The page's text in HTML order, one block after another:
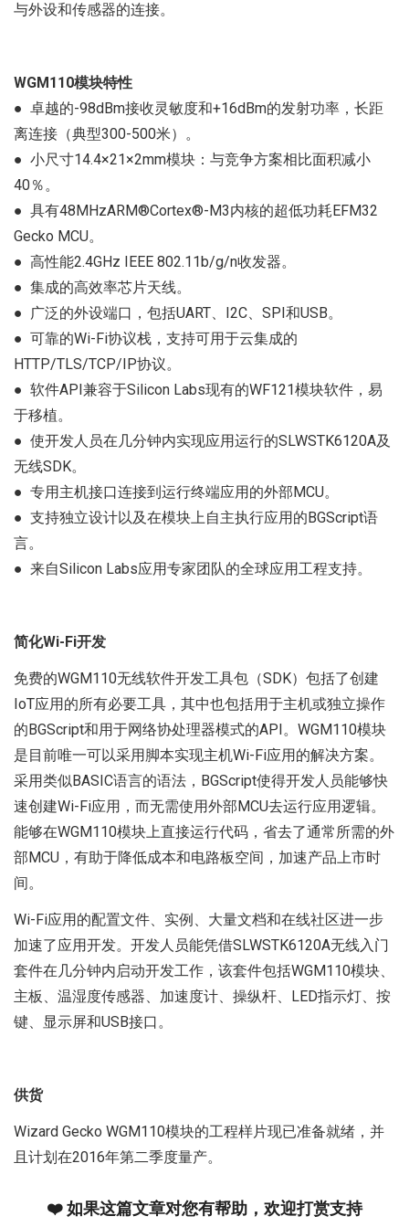
与外设和传感器的连接。
WGM110模块特性
● 卓越的-98dBm接收灵敏度和+16dBm的发射功率，长距
离连接（典型300-500米）。
● 小尺寸14.4×21×2mm模块：与竞争方案相比面积减小
40％。
● 具有48MHzARM®Cortex®-M3内核的超低功耗EFM32
Gecko MCU。
● 高性能2.4GHz IEEE 802.11b/g/n收发器。
● 集成的高效率芯片天线。
● 广泛的外设端口，包括UART、I2C、SPI和USB。
● 可靠的Wi-Fi协议栈，支持可用于云集成的
HTTP/TLS/TCP/IP协议。
● 软件API兼容于Silicon Labs现有的WF121模块软件，易
于移植。
● 使开发人员在几分钟内实现应用运行的SLWSTK6120A及
无线SDK。
● 专用主机接口连接到运行终端应用的外部MCU。
● 支持独立设计以及在模块上自主执行应用的BGScript语
言。
● 来自Silicon Labs应用专家团队的全球应用工程支持。
简化Wi-Fi开发
免费的WGM110无线软件开发工具包（SDK）包括了创建
IoT应用的所有必要工具，其中也包括用于主机或独立操作
的BGScript和用于网络协处理器模式的API。WGM110模块
是目前唯一可以采用脚本实现主机Wi-Fi应用的解决方案。
采用类似BASIC语言的语法，BGScript使得开发人员能够快
速创建Wi-Fi应用，而无需使用外部MCU去运行应用逻辑。
能够在WGM110模块上直接运行代码，省去了通常所需的外
部MCU，有助于降低成本和电路板空间，加速产品上市时
间。
Wi-Fi应用的配置文件、实例、大量文档和在线社区进一步
加速了应用开发。开发人员能凭借SLWSTK6120A无线入门
套件在几分钟内启动开发工作，该套件包括WGM110模块、
主板、温湿度传感器、加速度计、操纵杆、LED指示灯、按
键、显示屏和USB接口。
供货
Wizard Gecko WGM110模块的工程样片现已准备就绪，并
且计划在2016年第二季度量产。
❤️ 如果这篇文章对您有帮助，欢迎打赏支持